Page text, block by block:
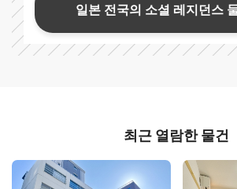
일본 전국의 소셜 레지던스
최근 열람한 물건